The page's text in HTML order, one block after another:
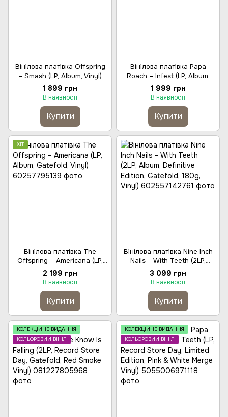
Вінілова платівка Offspring
– Smash (LP, Album, Vinyl)
1 899 грн
В наявності
Купити
Вінілова платівка Papa
Roach – Infest (LP, Album,
Vinyl)
1 999 грн
В наявності
Купити
ХІТ
Вінілова платівка The
Offspring – Americana (LP,
Album, Gatefold, Vinyl)
2 199 грн
В наявності
Купити
Вінілова платівка Nine Inch
Nails – With Teeth (2LP,
Album, Definitive Edition,
Gatefold, 180g, Vinyl)
3 099 грн
В наявності
Купити
КОЛЕКЦІЙНЕ ВИДАННЯ
КОЛЬОРОВИЙ ВІНІЛ
КОЛЕКЦІЙНЕ ВИДАННЯ
КОЛЬОРОВИЙ ВІНІЛ